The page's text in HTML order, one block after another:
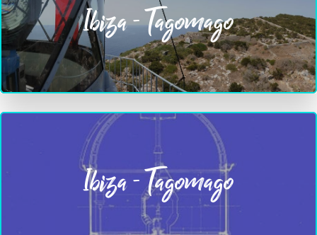
Ibiza - Tagomago
Ibiza - Tagomago